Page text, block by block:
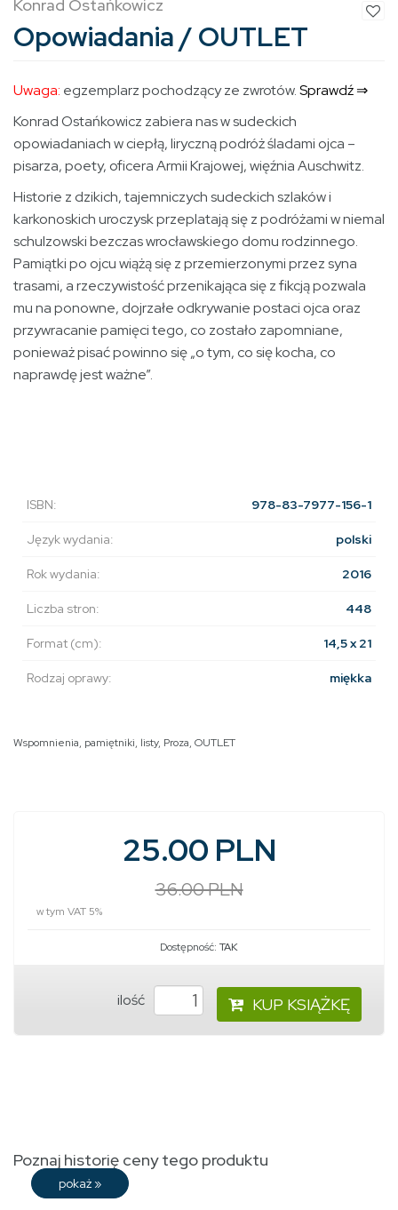
Konrad Ostańkowicz
Opowiadania / OUTLET
Uwaga: egzemplarz pochodzący ze zwrotów.Sprawdź ⇒
Konrad Ostańkowicz zabiera nas w sudeckich
opowiadaniach w ciepłą, liryczną podróż śladami ojca –
pisarza, poety, oficera Armii Krajowej, więźnia Auschwitz.
Historie z dzikich, tajemniczych sudeckich szlaków i
karkonoskich uroczysk przeplatają się z podróżami w niemal
schulzowski bezczas wrocławskiego domu rodzinnego.
Pamiątki po ojcu wiążą się z przemierzonymi przez syna
trasami, a rzeczywistość przenikająca się z fikcją pozwala
mu na ponowne, dojrzałe odkrywanie postaci ojca oraz
przywracanie pamięci tego, co zostało zapomniane,
ponieważ pisać powinno się „o tym, co się kocha, co
naprawdę jest ważne”.
ISBN: 978-83-7977-156-1
Język wydania: polski
Rok wydania: 2016
Liczba stron: 448
Format (cm): 14,5 x 21
Rodzaj oprawy: miękka
Wspomnienia, pamiętniki, listy, Proza, OUTLET
25.00 PLN
36.00 PLN
w tym VAT 5%
Dostępność: TAK
ilość KUP KSIĄŻKĘ
Poznaj historię ceny tego produktu
pokaż »